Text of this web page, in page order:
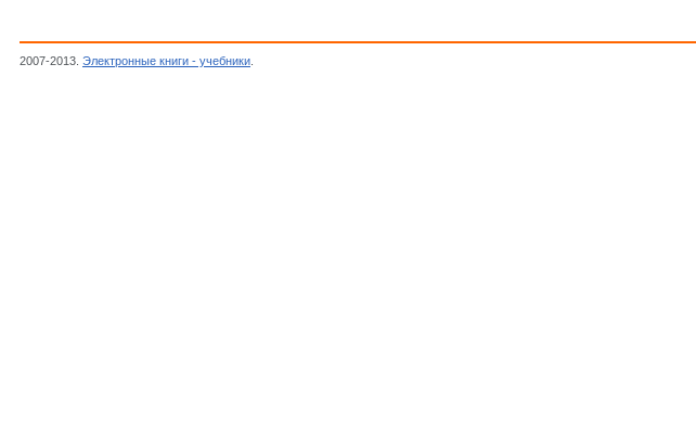
2007-2013. Электронные книги - учебники